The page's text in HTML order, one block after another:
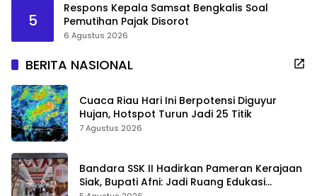
5
Respons Kepala Samsat Bengkalis Soal
Pemutihan Pajak Disorot
6 Agustus 2026
BERITA NASIONAL
Cuaca Riau Hari Ini Berpotensi Diguyur
Hujan, Hotspot Turun Jadi 25 Titik
7 Agustus 2026
Bandara SSK II Hadirkan Pameran Kerajaan
Siak, Bupati Afni: Jadi Ruang Edukasi